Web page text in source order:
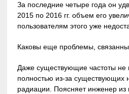
За последние четыре года он
2015 по 2016 гг. объем его
пользователям этого уже
Каковы еще проблемы,
Даже существующие частоты не
полностью из-за существующих
радиации. Поясняет инженер из